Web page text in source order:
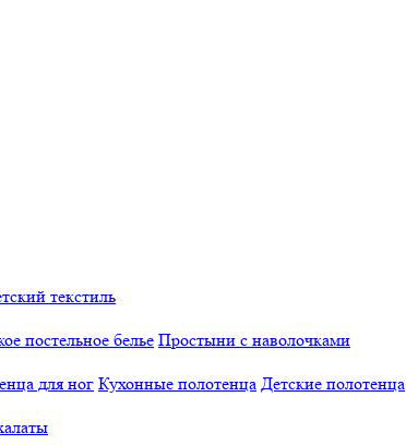
текстиль
постельное белье Простыни с наволочками
для ног Кухонные полотенца Детские полотенца